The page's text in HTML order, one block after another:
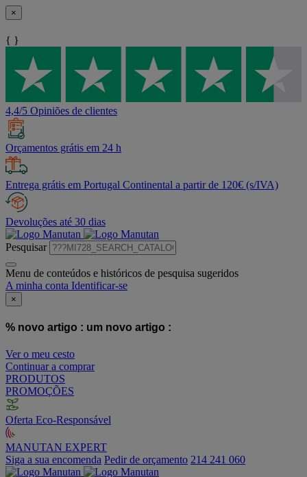
×
{ }
4,4/5 Opiniões de clientes
Orçamentos grátis em 24 h
Entrega grátis em Portugal Continental a partir de 120€ (s/IVA)
Devoluções até 30 dias
Pesquisar
Menu de conteúdos e históricos de pesquisa sugeridos
A minha conta Identificar-se
×
% novo artigo : um novo artigo :
Ver o meu cesto
Continuar a comprar
PRODUTOS
PROMOÇÕES
Oferta Eco-Responsável
MANUTAN EXPERT
Siga a sua encomenda Pedir de orçamento 214 241 060